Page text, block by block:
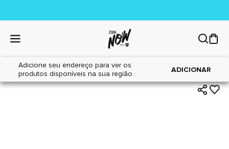
Adicione seu endereço para ver os
produtos disponíveis na sua região.
ADICIONAR
Home|Cães|Farmácia